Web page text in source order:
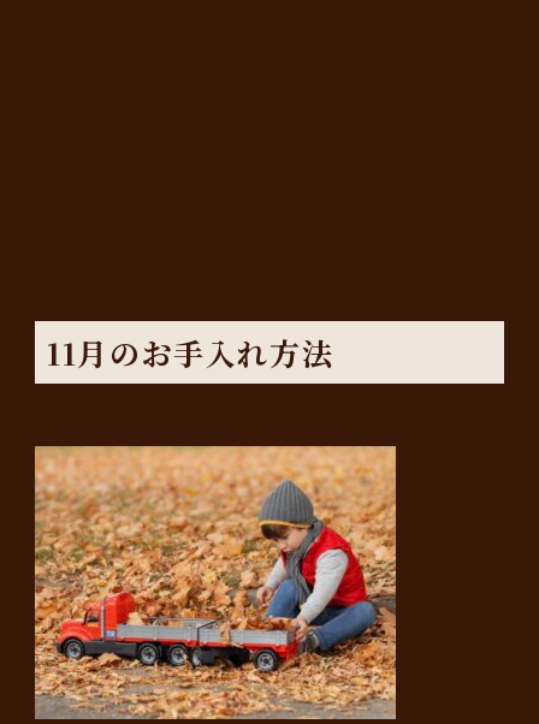
11月のお手入れ方法